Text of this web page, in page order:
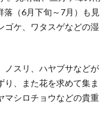
落（6月下旬～7月）も見
ゴケ、ワタスゲなどの湿
ノスリ、ハヤブサなどが
、また花を求めて集ま
マシロチョウなどの貴重